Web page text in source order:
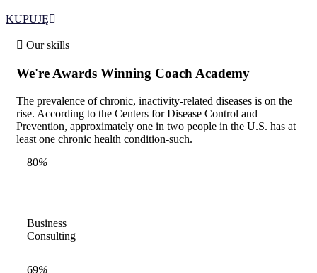
KUPUJĘ
Our skills
We're Awards Winning Coach Academy
The prevalence of chronic, inactivity-related diseases is on the
rise. According to the Centers for Disease Control and
Prevention, approximately one in two people in the U.S. has at
least one chronic health condition-such.
80%
Business
Consulting
69%